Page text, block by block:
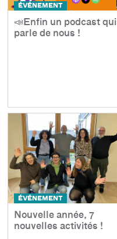
ÉVÉNEMENT
📣Enfin un podcast qui
parle de nous !
ÉVÉNEMENT
Nouvelle année, 7
nouvelles activités !